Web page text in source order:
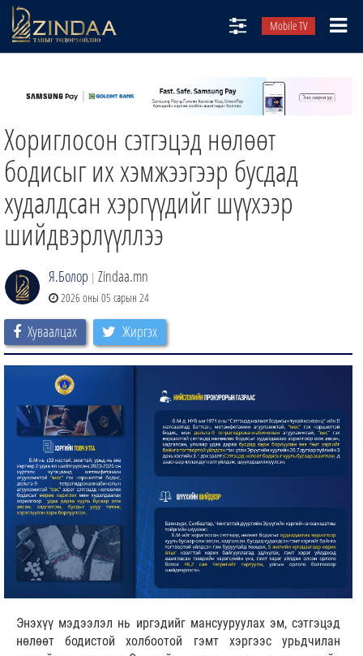
Mobile TV
ТВ8
ӨГЛӨӨНИЙ СОНИН
АУДИО ЗОХИОЛ
ЗИНДАА СЭТГҮҮЛ
Хориглосон сэтгэцэд нөлөөт
бодисыг их хэмжээгээр бусдад
худалдсан хэргүүдийг шүүхээр
шийдвэрлүүллээ
Я.Болор | Zindaa.mn
2026 оны 05 сарын 24
Хуваалцах Жиргэх
Энэхүү мэдээлэл нь иргэдийг мансууруулах эм, сэтгэцэд
нөлөөт бодистой холбоотой гэмт хэргээс урьдчилан